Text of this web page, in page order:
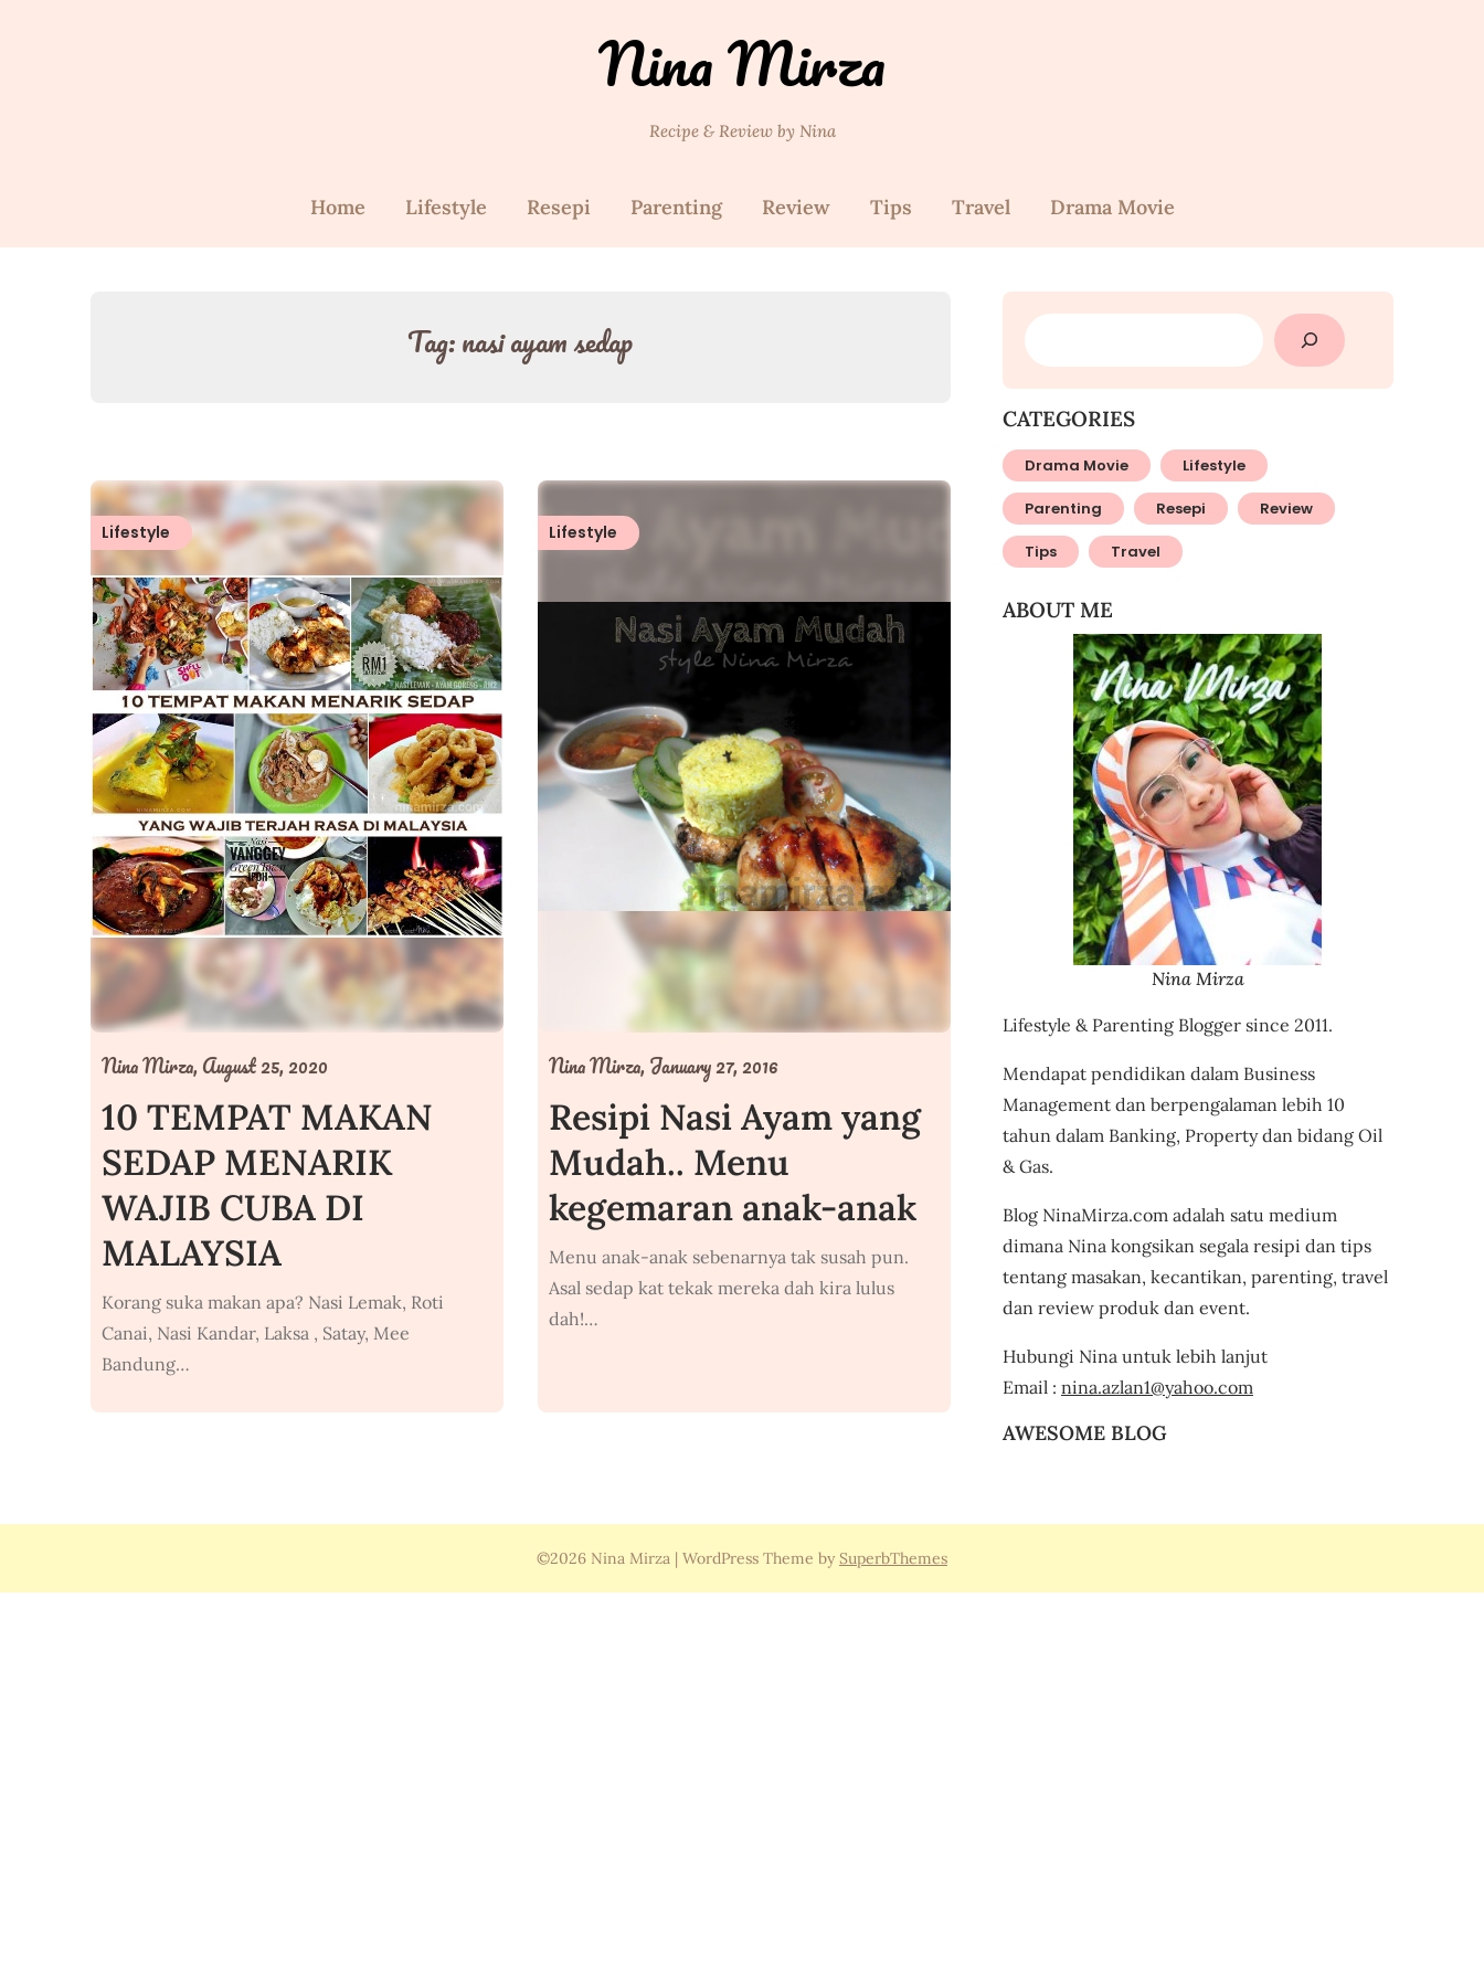
Nina Mirza
Recipe & Review by Nina
Home Lifestyle Resepi Parenting Review Tips Travel Drama Movie
Tag:nasi ayam sedap
Lifestyle
10 TEMPAT MAKAN
SEDAP MENARIK
WAJIB CUBA DI
MALAYSIA
Nina Mirza, August 25, 2020
Korang suka makan apa? Nasi Lemak, Roti
Canai, Nasi Kandar, Laksa , Satay, Mee
Bandung…
Lifestyle
Resipi Nasi Ayam yang
Mudah.. Menu
kegemaran anak-anak
Nina Mirza, January 27, 2016
Menu anak-anak sebenarnya tak susah pun.
Asal sedap kat tekak mereka dah kira lulus
dah!…
SEARCH
CATEGORIES
Drama Movie Lifestyle
Parenting Resepi Review
Tips Travel
ABOUT ME
Nina Mirza
Lifestyle & Parenting Blogger since 2011.
Mendapat pendidikan dalam Business
Management dan berpengalaman lebih 10
tahun dalam Banking, Property dan bidang Oil
& Gas.
Blog NinaMirza.com adalah satu medium
dimana Nina kongsikan segala resipi dan tips
tentang masakan, kecantikan, parenting, travel
dan review produk dan event.
Hubungi Nina untuk lebih lanjut
Email : nina.azlan1@yahoo.com
AWESOME BLOG
©2026 Nina Mirza | WordPress Theme by SuperbThemes